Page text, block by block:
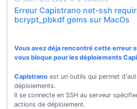
Erreur Capistrano net-ssh
bcrypt_pbkdf gems sur MacOs
Vous avez déja rencontré cette erreur
vous bloque pour les déploiements
Capistranoest un outils qui permet
déploiements.
Il se connecte en SSH au serveur
actions de déploiement.